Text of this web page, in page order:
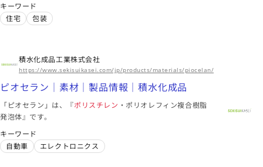
DIC株式会社
ポリスチレン
容器 紙 リサイクル
海外拠点
アジア、北米、欧州、中南米、オセアニア、アフリカ
キーワード
住宅
包装
積水化成品工業株式会社
https://www.sekisuikasei.com/jp/products/materials/piocelan/
ピオセラン｜素材｜製品情報｜積水化成品
「ピオセラン」は、『ポリスチレン ・ポリオレフィン複合樹脂
発泡体』です。
キーワード
自動車
エレクトロニクス